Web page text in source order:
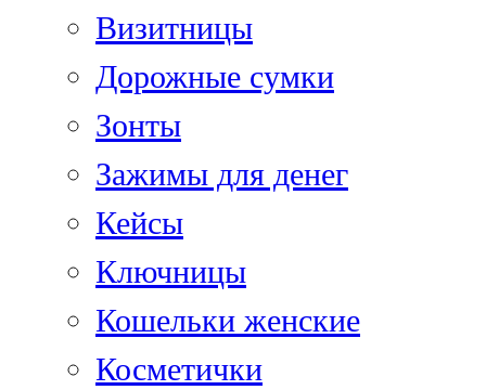
Визитницы
Дорожные сумки
Зонты
Зажимы для денег
Кейсы
Ключницы
Кошельки женские
Косметички